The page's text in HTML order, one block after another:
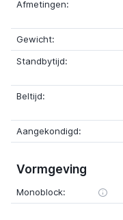
Afmetingen:
Gewicht:
Standbytijd:
Beltijd:
Aangekondigd:
Vormgeving
Monoblock: